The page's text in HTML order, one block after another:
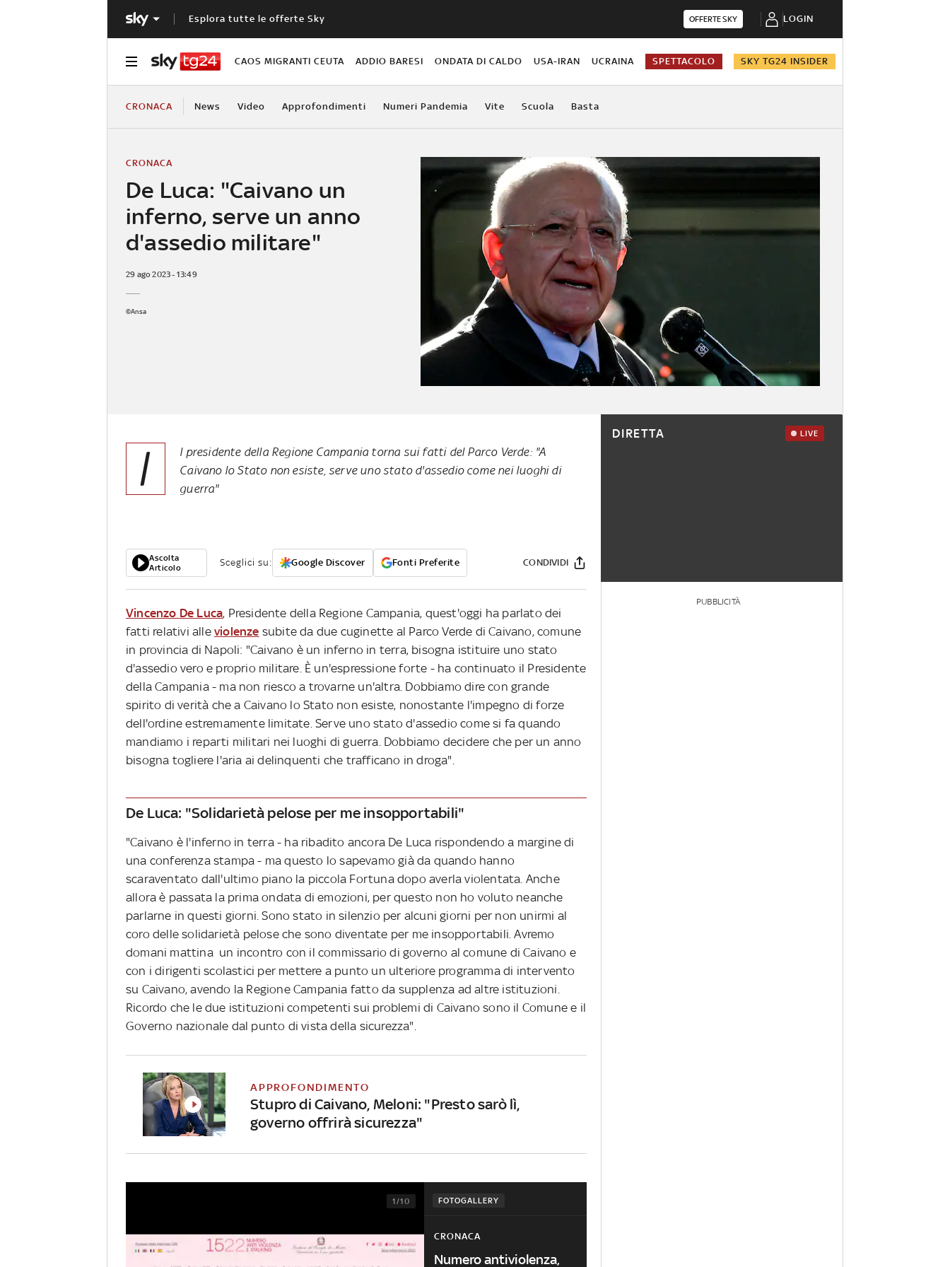
Esplora tutte le offerte Sky OFFERTE SKY LOGIN
CAOS MIGRANTI CEUTA ADDIO BARESI ONDATA DI CALDO USA-IRAN UCRAINA SPETTACOLO SKY TG24 INSIDER
CRONACA News Video Approfondimenti Numeri Pandemia Vite Scuola Basta
De Luca: "Caivano un
inferno, serve un anno
d'assedio militare"
CRONACA
29 ago 2023 - 13:49
©Ansa
I
l presidente della Regione Campania torna sui fatti del Parco Verde: "A
Caivano lo Stato non esiste, serve uno stato d'assedio come nei luoghi di
guerra"
Ascolta
Articolo
Sceglici su: Google Discover Fonti Preferite CONDIVIDI
Vincenzo De Luca, Presidente della Regione Campania, quest'oggi ha parlato dei
fatti relativi alle violenze subite da due cuginette al Parco Verde di Caivano, comune
in provincia di Napoli: "Caivano è un inferno in terra, bisogna istituire uno stato
d'assedio vero e proprio militare. È un'espressione forte - ha continuato il Presidente
della Campania - ma non riesco a trovarne un'altra. Dobbiamo dire con grande
spirito di verità che a Caivano lo Stato non esiste, nonostante l'impegno di forze
dell'ordine estremamente limitate. Serve uno stato d'assedio come si fa quando
mandiamo i reparti militari nei luoghi di guerra. Dobbiamo decidere che per un anno
bisogna togliere l'aria ai delinquenti che trafficano in droga".
De Luca: "Solidarietà pelose per me insopportabili"
"Caivano è l'inferno in terra - ha ribadito ancora De Luca rispondendo a margine di
una conferenza stampa - ma questo lo sapevamo già da quando hanno
scaraventato dall'ultimo piano la piccola Fortuna dopo averla violentata. Anche
allora è passata la prima ondata di emozioni, per questo non ho voluto neanche
parlarne in questi giorni. Sono stato in silenzio per alcuni giorni per non unirmi al
coro delle solidarietà pelose che sono diventate per me insopportabili. Avremo
domani mattina un incontro con il commissario di governo al comune di Caivano e
con i dirigenti scolastici per mettere a punto un ulteriore programma di intervento
su Caivano, avendo la Regione Campania fatto da supplenza ad altre istituzioni.
Ricordo che le due istituzioni competenti sui problemi di Caivano sono il Comune e il
Governo nazionale dal punto di vista della sicurezza".
APPROFONDIMENTO
Stupro di Caivano, Meloni: "Presto sarò lì,
governo offrirà sicurezza"
FOTOGALLERY
1/10
CRONACA
Numero antiviolenza,
DIRETTA LIVE
PUBBLICITÀ